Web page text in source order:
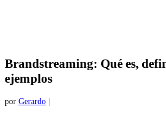
Brandstreaming: Qué es,
ejemplos
por Gerardo